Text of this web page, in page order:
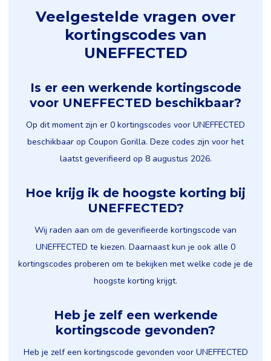
Veelgestelde vragen over
kortingscodes van
UNEFFECTED
Is er een werkende kortingscode
voor UNEFFECTED beschikbaar?
Op dit moment zijn er 0 kortingscodes voor UNEFFECTED
beschikbaar op Coupon Gorilla. Deze codes zijn voor het
laatst geverifieerd op 8 augustus 2026.
Hoe krijg ik de hoogste korting bij
UNEFFECTED?
Wij raden aan om de geverifieerde kortingscode van
UNEFFECTED te kiezen. Daarnaast kun je ook alle 0
kortingscodes proberen om te bekijken met welke code je de
hoogste korting krijgt.
Heb je zelf een werkende
kortingscode gevonden?
Heb je zelf een kortingscode gevonden voor UNEFFECTED